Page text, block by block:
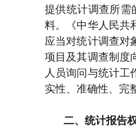
提供统计调查所需
料。《中华人民共
应当对统计调查对
项目及其调查制度
人员询问与统计工
实性、准确性、完
二、统计报告